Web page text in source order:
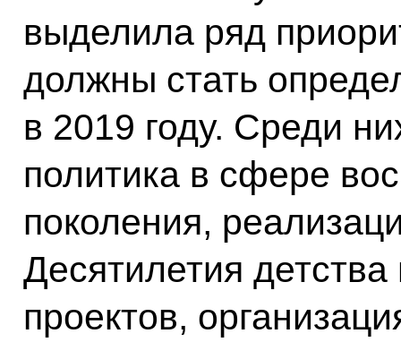
выделила ряд
должны стать
в 2019 году. Среди
политика в сфере
поколения,
Десятилетия
проектов,